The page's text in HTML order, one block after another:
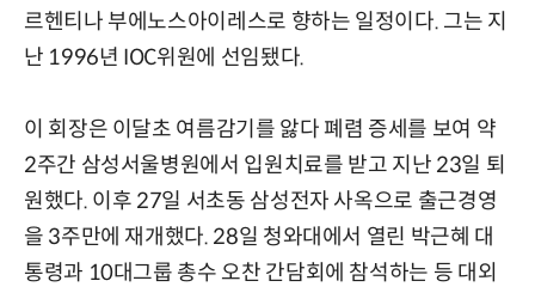
르헨티나 부에노스아이레스로 향하는 일정이다. 그는 지
난 1996년 IOC위원에 선임됐다.
이 회장은 이달초 여름감기를 앓다 폐렴 증세를 보여 약
2주간 삼성서울병원에서 입원치료를 받고 지난 23일 퇴
원했다. 이후 27일 서초동 삼성전자 사옥으로 출근경영
을 3주만에 재개했다. 28일 청와대에서 열린 박근혜 대
통령과 10대그룹 총수 오찬 간담회에 참석하는 등 대외